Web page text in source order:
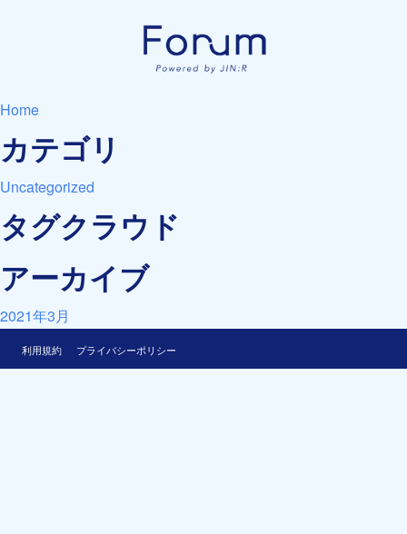
Home
カテゴリ
Uncategorized
タグクラウド
アーカイブ
2021年3月
利用規約 プライバシーポリシー